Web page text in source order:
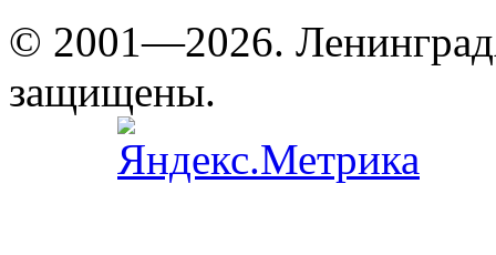
© 2001—2026.
защищены.